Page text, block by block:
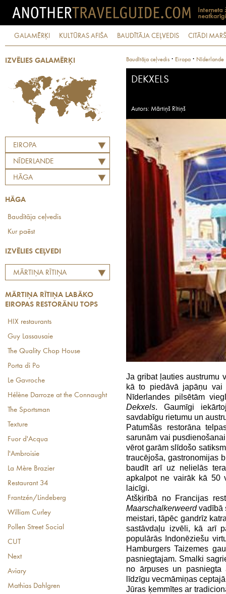
GALAMĒRĶI KULTŪRAS AFIŠA BAUDĪTĀJA CEĻVEDIS CITĀDI
IZVĒLIES GALAMĒRĶI
EIROPA
NĪDERLANDE
HĀGA
HĀGA
Baudītāja ceļvedis
Kur paēst
IZVĒLIES CEĻVEDI
MĀRTIŅA RĪTIŅA
RESTORĀNU TOPS
MĀRTIŅA RĪTIŅA LABĀKO
EIROPAS RESTORĀNU TOPS
HIX restaurants
Guy Lassausaie
The Quality Chop House
Porta di Po
Le Gavroche
Hélène Darroze at the Connaught
The Sportsman
Texture
Fuor d'Acqua
l'Ambroisie
La Mère Brazier
Restaurant 34
Frantzén/Lindeberg
William Curley
Pollen Street Social
CUT
Next
Aviary
Mathias Dahlgren
Baudītāja ceļvedis · Eiropa · Nīderlande
DEKXELS
Autors: Mārtiņš Rītiņš
Ja gribat ļauties austrumu
kā to piedāvā japāņu vai
Nīderlandes pilsētām
Dekxels. Gaumīgi
savdabīgu rietumu un
Patumšās restorāna
sarunām vai
vērot garām slīdošo
traucējoša, gastronomijas
baudīt arī uz nelielās
apkalpot ne vairāk kā 50
laicīgi.
Atšķirībā no Francijas
Maarschalkerweerdvadībā
meistari, tāpēc gandrīz
sastāvdaļu izvēli, kā arī
populārās Indonēziešu
Hamburgers Taizemes
pasniegtajam. Smalki
no ārpuses un pasniegta
līdzīgu vecmāmiņas
Jūras ķemmītes ar